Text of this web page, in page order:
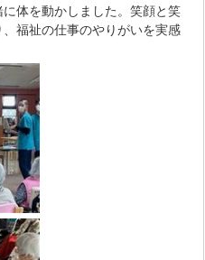
体を動かしました。笑顔と笑
福祉の仕事のやりがいを実感